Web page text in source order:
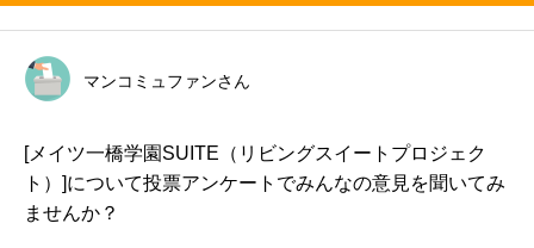
窓を閉めれば静かで上下左右の騒音もきになりません。
キッチンも使いやすく、ディスポーザー食洗機標準装
備。
床の色も4色から選べるのも嬉しい。
駐車場も平面と機械式がありニーズに合わせて選べるの
マンコミュファンさん
[メイツ一橋学園SUITE（リビングスイートプロジェク
ト）]について投票アンケートでみんなの意見を聞いてみ
ませんか？